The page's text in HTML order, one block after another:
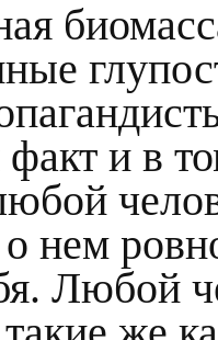
и в
нем
Любой